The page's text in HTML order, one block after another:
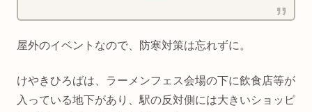
屋外のイベントなので、防寒対策は忘れずに。
けやきひろばは、ラーメンフェス会場の下に飲食店等が
入っている地下があり、駅の反対側には大きいショッピ